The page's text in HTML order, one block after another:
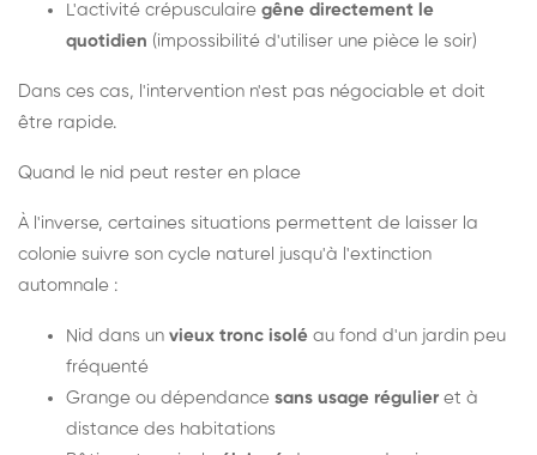
L'activité crépusculaire gêne directement le
quotidien (impossibilité d'utiliser une pièce le soir)
Dans ces cas, l'intervention n'est pas négociable et doit
être rapide.
Quand le nid peut rester en place
À l'inverse, certaines situations permettent de laisser la
colonie suivre son cycle naturel jusqu'à l'extinction
automnale :
Nid dans un vieux tronc isolé au fond d'un jardin peu
fréquenté
Grange ou dépendance sans usage régulier et à
distance des habitations